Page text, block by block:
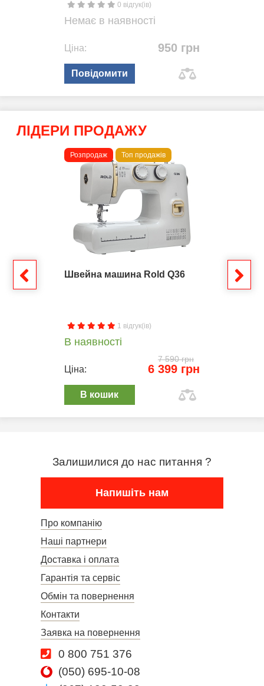
0 відгук(ів)
Немає в наявності
Ціна: 950 грн
Повідомити
ЛІДЕРИ ПРОДАЖУ
Розпродаж Топ продажів
Швейна машина Rold Q36
1 відгук(ів)
В наявності
7 590 грн
Ціна: 6 399 грн
В кошик
Залишилися до нас питання ?
Напишіть нам
Про компанію
Наші партнери
Доставка і оплата
Гарантія та сервіс
Обмін та повернення
Контакти
Заявка на повернення
0 800 751 376
(050) 695-10-08